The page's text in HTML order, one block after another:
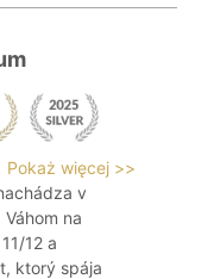
Pokaż więcej >>
v
na
12 a
ktorý spája